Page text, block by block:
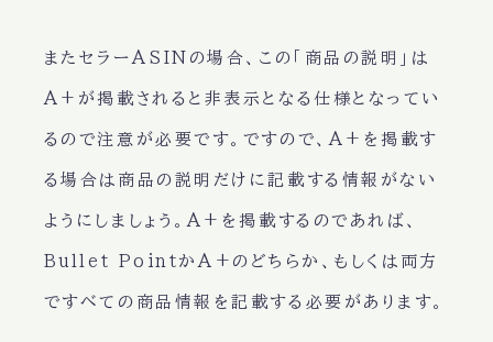
またセラーASINの場合、この「商品の説明」は
A+が掲載されると非表示となる仕様となってい
るので注意が必要です。ですので、A+を掲載す
る場合は商品の説明だけに記載する情報がない
ようにしましょう。A+を掲載するのであれば、
Bullet PointかA+のどちらか、もしくは両方
ですべての商品情報を記載する必要があります。